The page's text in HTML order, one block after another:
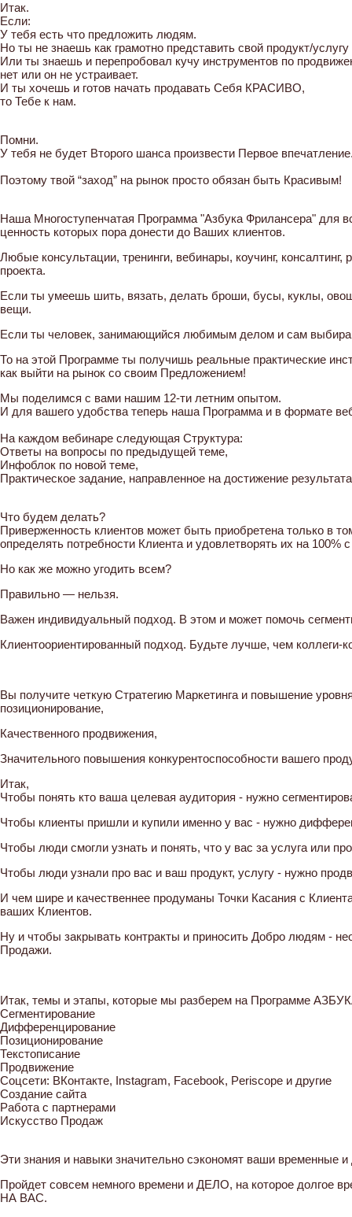
Итак.
Если:
У тебя есть что предложить людям.
Но ты не знаешь как грамотно представить свой продукт/
Или ты знаешь и перепробовал кучу инструментов по
нет или он не устраивает.
И ты хочешь и готов начать продавать Себя КРАСИВО,
то Тебе к нам.
Помни.
У тебя не будет Второго шанса произвести Первое
Поэтому твой “заход” на рынок просто обязан быть Красивым!
Наша Многоступенчатая Программа "Азбука Фрилансера" для
ценность которых пора донести до Ваших клиентов.
Любые консультации, тренинги, вебинары, коучинг, консалтинг,
проекта.
Если ты умеешь шить, вязать, делать броши, бусы, куклы,
вещи.
Если ты человек, занимающийся любимым делом и сам
То на этой Программе ты получишь реальные практические
как выйти на рынок со своим Предложением!
Мы поделимся с вами нашим 12-ти летним опытом.
И для вашего удобства теперь наша Программа и в формате
На каждом вебинаре следующая Структура:
Ответы на вопросы по предыдущей теме,
Инфоблок по новой теме,
Практическое задание, направленное на достижение
Что будем делать?
Приверженность клиентов может быть приобретена только в
определять потребности Клиента и удовлетворять их на 100%
Но как же можно угодить всем?
Правильно — нельзя.
Важен индивидуальный подход. В этом и может помочь
Клиентоориентированный подход. Будьте лучше, чем коллеги-
Вы получите четкую Стратегию Маркетинга и повышение
позиционирование,
Качественного продвижения,
Значительного повышения конкурентоспособности вашего
Итак,
Чтобы понять кто ваша целевая аудитория - нужно
Чтобы клиенты пришли и купили именно у вас - нужно
Чтобы люди смогли узнать и понять, что у вас за услуга или
Чтобы люди узнали про вас и ваш продукт, услугу - нужно
И чем шире и качественнее продуманы Точки Касания с
ваших Клиентов.
Ну и чтобы закрывать контракты и приносить Добро людям -
Продажи.
Итак, темы и этапы, которые мы разберем на Программе
Сегментирование
Дифференцирование
Позиционирование
Текстописание
Продвижение
Соцсети: ВКонтакте, Instagram, Facebook, Periscope и другие
Создание сайта
Работа с партнерами
Искусство Продаж
Эти знания и навыки значительно сэкономят ваши временные
Пройдет совсем немного времени и ДЕЛО, на которое долгое
НА ВАС.